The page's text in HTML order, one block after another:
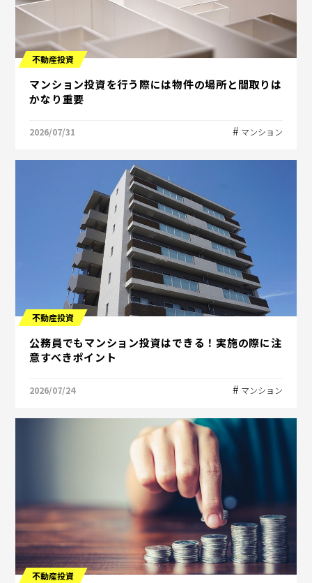
不動産投資
マンション投資を行う際には物件の場所と間取りは
かなり重要
2026/07/31 マンション
不動産投資
公務員でもマンション投資はできる！実施の際に注
意すべきポイント
2026/07/24 マンション
不動産投資